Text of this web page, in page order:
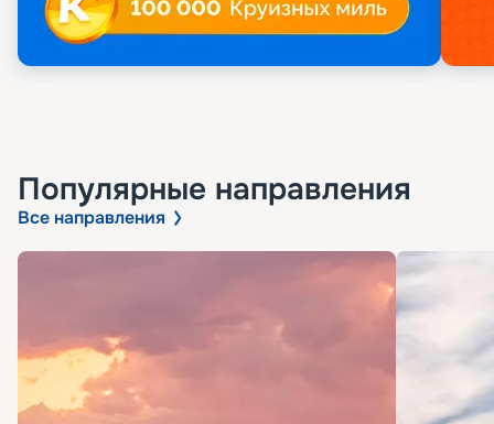
Популярные направления
Все направления